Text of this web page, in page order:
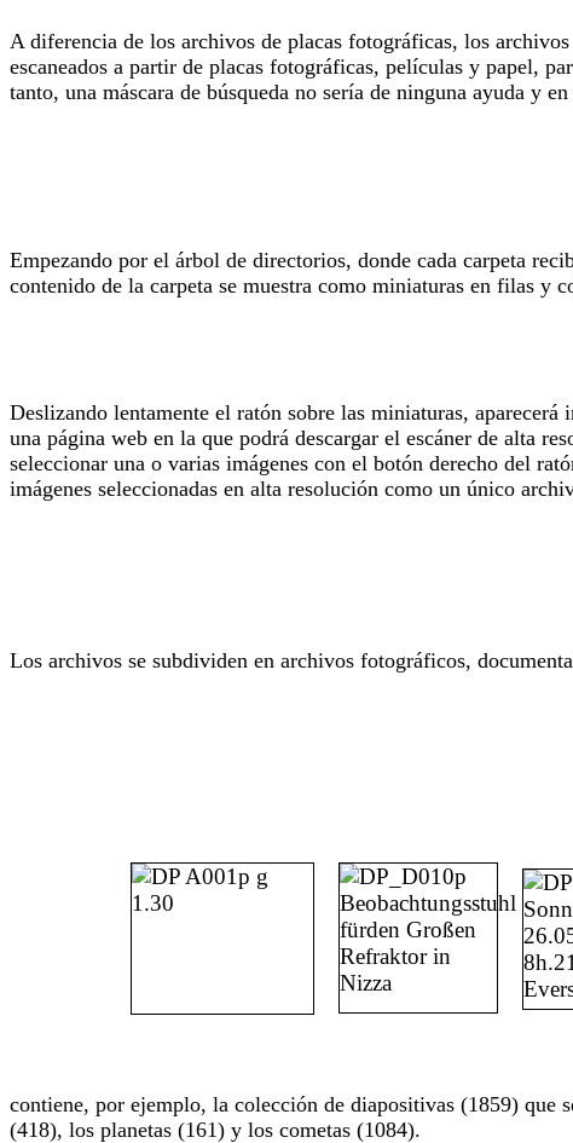
A diferencia de los archivos de placas fotográficas, los
escaneados a partir de placas fotográficas, películas y papel,
tanto, una máscara de búsqueda no sería de ninguna ayuda y
Empezando por el árbol de directorios, donde cada carpeta
contenido de la carpeta se muestra como miniaturas en filas y
Deslizando lentamente el ratón sobre las miniaturas,
una página web en la que podrá descargar el escáner de alta
seleccionar una o varias imágenes con el botón derecho del
imágenes seleccionadas en alta resolución como un único
Los archivos se subdividen en archivos fotográficos,
contiene, por ejemplo, la colección de diapositivas (1859) que
(418), los planetas (161) y los cometas (1084).